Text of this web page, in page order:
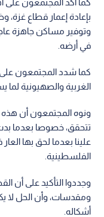
بإعادة إعمار قطاع غزة،
وتوفير مساكن جاهزة
في أرضه.
كما شدد المجتمعون على
الغربية والصهيونية لما
ونوه المجتمعون أن
تتحقق، خصوصا بعدما
علينا بعدما لحق بها
الفلسطينية.
وجددوا التأكيد على
ومقدسات، وأن الحل لا
أشكاله.